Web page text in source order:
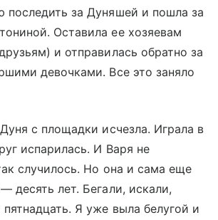
последить за Дуняшей и пошла за
Оставила ее хозяевам
и отправилась обратно за
девочками. Все это заняло
с площадки исчезла. Играла в
испарилась. И Варя не
случилось. Но она и сама еще
десять лет. Бегали, искали,
Я уже выла белугой и